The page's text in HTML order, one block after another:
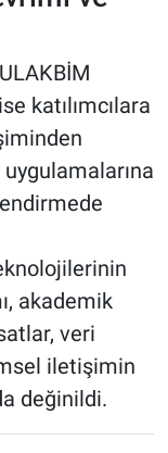
katılımcılara
akademik
veri
iletişimin
değinildi.